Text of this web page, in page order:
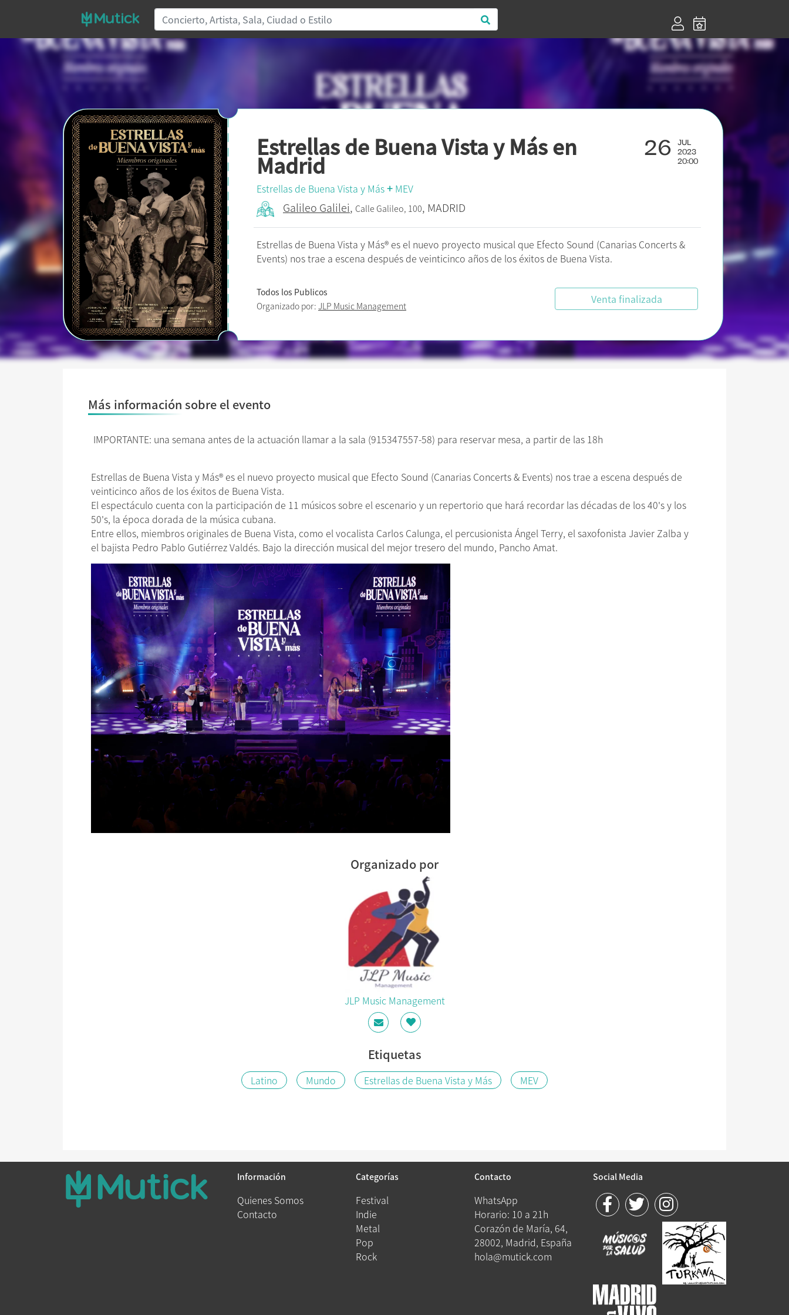
Estrellas de Buena Vista y Más en
Madrid
26 JUL
2023
20:00
Estrellas de Buena Vista y Más+ MEV
Galileo Galilei, Calle Galileo, 100, MADRID
Estrellas de Buena Vista y Más® es el nuevo proyecto musical que Efecto Sound (Canarias Concerts &
Events) nos trae a escena después de veinticinco años de los éxitos de Buena Vista.
Todos los Publicos
Organizado por: JLP Music Management Venta finalizada
Más información sobre el evento
IMPORTANTE: una semana antes de la actuación llamar a la sala (915347557-58) para reservar mesa, a partir de las 18h
Estrellas de Buena Vista y Más® es el nuevo proyecto musical que Efecto Sound (Canarias Concerts & Events) nos trae a escena después de
veinticinco años de los éxitos de Buena Vista.
El espectáculo cuenta con la participación de 11 músicos sobre el escenario y un repertorio que hará recordar las décadas de los 40's y los
50's, la época dorada de la música cubana.
Entre ellos, miembros originales de Buena Vista, como el vocalista Carlos Calunga, el percusionista Ángel Terry, el saxofonista Javier Zalba y
el bajista Pedro Pablo Gutiérrez Valdés. Bajo la dirección musical del mejor tresero del mundo, Pancho Amat.
Organizado por
JLP Music Management
Etiquetas
Latino Mundo Estrellas de Buena Vista y Más MEV
Información
Quienes Somos
Contacto
Categorías
Festival
Indie
Metal
Pop
Rock
Contacto
WhatsApp
Horario: 10 a 21h
Corazón de María, 64,
28002, Madrid, España
hola@mutick.com
Social Media